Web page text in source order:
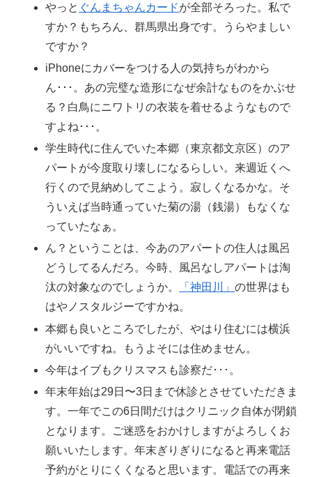
やっと ぐんまちゃんカードが全部そろった。私で
すか？もちろん、群馬県出身です。うらやましい
ですか？
iPhoneにカバーをつける人の気持ちがわから
ん･･･。あの完璧な造形になぜ余計なものをかぶせ
る？白鳥にニワトリの衣装を着せるようなもので
すよね･･･。
学生時代に住んでいた本郷（東京都文京区）のア
パートが今度取り壊しになるらしい。来週近くへ
行くので見納めしてこよう。寂しくなるかな。そ
ういえば当時通っていた菊の湯（銭湯）もなくな
っていたなぁ。
ん？ということは、今あのアパートの住人は風呂
どうしてるんだろ。今時、風呂なしアパートは淘
汰の対象なのでしょうか。
「神田川」の世界はも
はやノスタルジーですかね。
本郷も良いところでしたが、やはり住むには横浜
がいいですね。もうよそには住めません。
今年はイブもクリスマスも診察だ･･･。
年末年始は29日〜3日まで休診とさせていただきま
す。一年でこの6日間だけはクリニック自体が閉鎖
となります。ご迷惑をおかけしますがよろしくお
願いいたします。年末ぎりぎりになると再来電話
予約がとりにくくなると思います。電話での再来